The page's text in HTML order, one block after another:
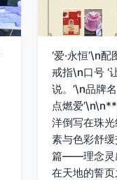
‘爱·永恒’\n
戒指\n口号 ‘
说。’\n品牌
点燃爱
洋倒写在珠
素与色彩舒
篇——理念灵
在天地的誓